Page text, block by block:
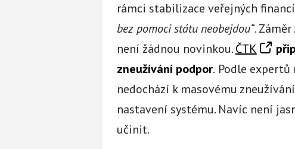
rámci stabilizace veřejných
bez pomoci státu neobejdou“.
není žádnou novinkou.ČTK
zneužívání podpor. Podle
nedochází k masovému
nastavení systému. Navíc není
učinit.